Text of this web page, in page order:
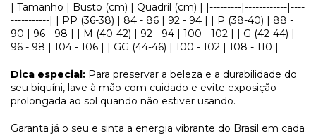
| Tamanho | Busto (cm) | Quadril (cm) | |---------|------------|----
-----------| | PP (36-38) | 84 - 86 | 92 - 94 | | P (38-40) | 88 -
90 | 96 - 98 | | M (40-42) | 92 - 94 | 100 - 102 | | G (42-44) |
96 - 98 | 104 - 106 | | GG (44-46) | 100 - 102 | 108 - 110 |
Dica especial: Para preservar a beleza e a durabilidade do
seu biquíni, lave à mão com cuidado e evite exposição
prolongada ao sol quando não estiver usando.
Garanta já o seu e sinta a energia vibrante do Brasil em cada